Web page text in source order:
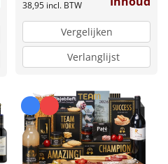
38,95 incl. BTW
Vergelijken
Verlanglijst